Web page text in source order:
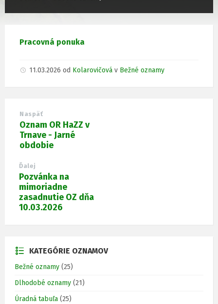
Pracovná ponuka
11.03.2026 od Kolarovičová v Bežné oznamy
Naspäť
Oznam OR HaZZ v
Trnave - Jarné
obdobie
Ďalej
Pozvánka na
mimoriadne
zasadnutie OZ dňa
10.03.2026
KATEGÓRIE OZNAMOV
Bežné oznamy (25)
Dlhodobé oznamy (21)
Úradná tabuľa (25)